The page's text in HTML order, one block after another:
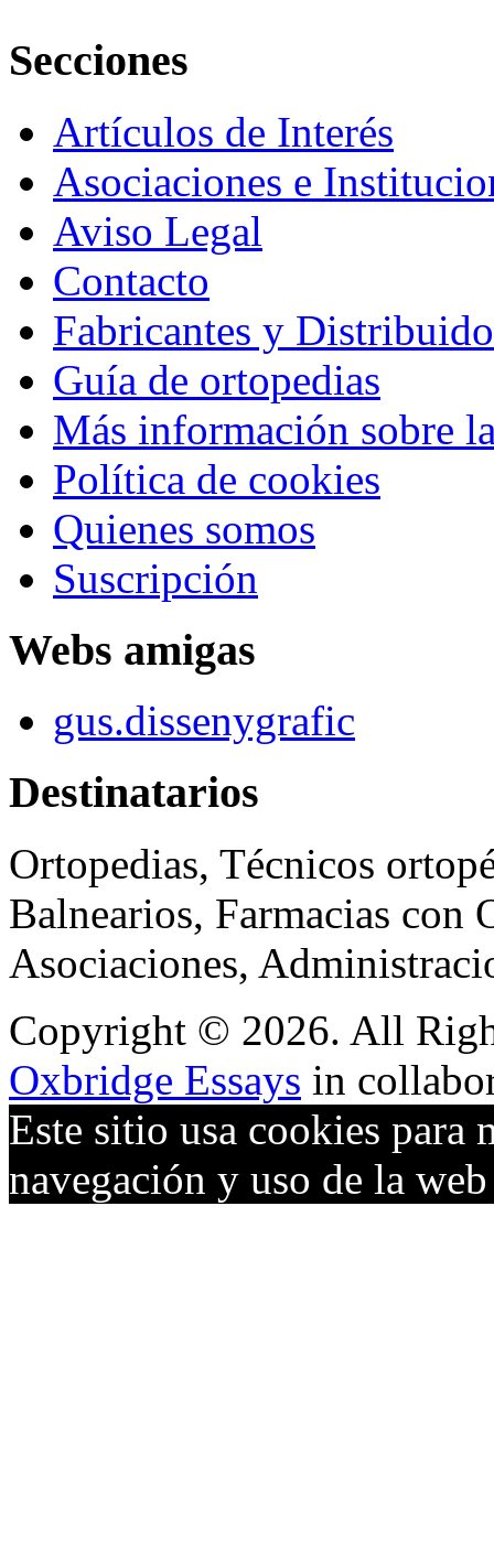
Secciones
Artículos de Interés
Asociaciones e
Aviso Legal
Contacto
Fabricantes y
Guía de ortopedias
Más información sobre
Política de cookies
Quienes somos
Suscripción
Webs amigas
gus.dissenygrafic
Destinatarios
Ortopedias, Técnicos
Balnearios, Farmacias con
Asociaciones,
Copyright © 2026. All
Oxbridge Essays in
Este sitio usa cookies para
navegación y uso de la